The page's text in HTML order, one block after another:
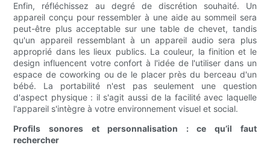
Enfin, réfléchissez au degré de discrétion souhaité. Un
appareil conçu pour ressembler à une aide au sommeil sera
peut-être plus acceptable sur une table de chevet, tandis
qu'un appareil ressemblant à un appareil audio sera plus
approprié dans les lieux publics. La couleur, la finition et le
design influencent votre confort à l'idée de l'utiliser dans un
espace de coworking ou de le placer près du berceau d'un
bébé. La portabilité n'est pas seulement une question
d'aspect physique : il s'agit aussi de la facilité avec laquelle
l'appareil s'intègre à votre environnement visuel et social.
Profils sonores et personnalisation : ce qu’il faut
rechercher